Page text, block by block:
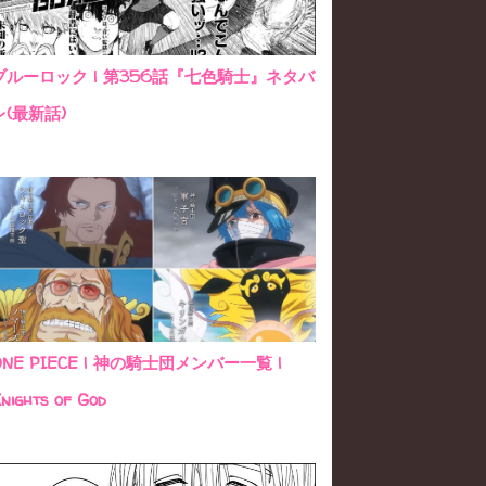
ルーロック | 第356話『七色騎士』ネタバ
(最新話)
PIECE | 神の騎士団メンバー一覧 |
of God